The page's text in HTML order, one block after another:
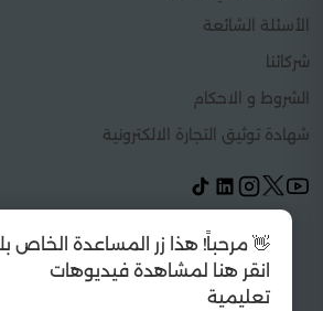
انقر هنا لمشاهدة فيديوهات
تعليمية
الأسئلة الشائعة
شركائنا
الشروط و الاحكام
شهادة توثيق التجارة الالكترونية